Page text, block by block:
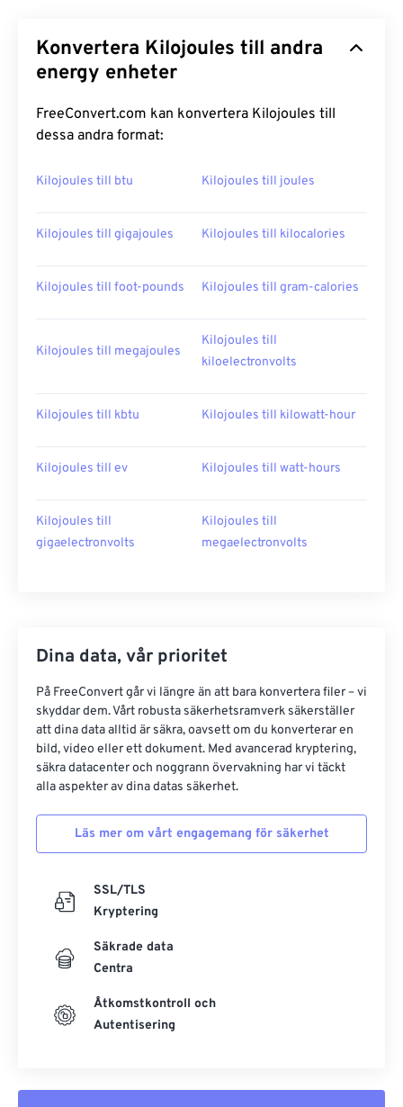
Konvertera Kilojoules till andra
energy enheter
FreeConvert.com kan konvertera Kilojoules till
dessa andra format:
Kilojoules till btu Kilojoules till joules
Kilojoules till gigajoules Kilojoules till kilocalories
Kilojoules till foot-pounds Kilojoules till gram-calories
Kilojoules till megajoules
Kilojoules till
kiloelectronvolts
Kilojoules till kbtu Kilojoules till kilowatt-hour
Kilojoules till ev Kilojoules till watt-hours
Kilojoules till
gigaelectronvolts
Kilojoules till
megaelectronvolts
Dina data, vår prioritet
På FreeConvert går vi längre än att bara konvertera filer – vi
skyddar dem. Vårt robusta säkerhetsramverk säkerställer
att dina data alltid är säkra, oavsett om du konverterar en
bild, video eller ett dokument. Med avancerad kryptering,
säkra datacenter och noggrann övervakning har vi täckt
alla aspekter av dina datas säkerhet.
Läs mer om vårt engagemang för säkerhet
SSL/TLS
Kryptering
Säkrade data
Centra
Åtkomstkontroll och
Autentisering